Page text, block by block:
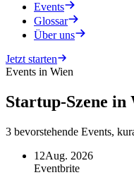
Events
Glossar
Über uns
Jetzt starten
Events in Wien
Startup-Szene in
3 bevorstehende Events,
12Aug. 2026
Eventbrite